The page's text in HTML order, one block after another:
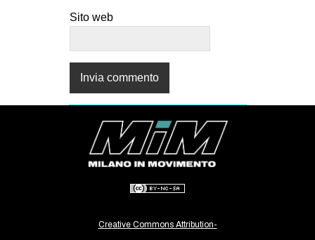
Sito web
Creative Commons Attribution-